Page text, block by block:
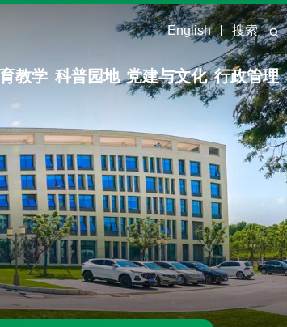
English 搜索
教学 科普园地 党建与文化 行政管理